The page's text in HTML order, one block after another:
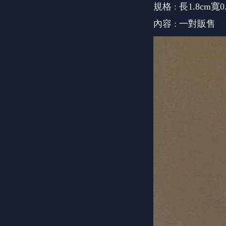
規格 : 長1.8cm寬
內容 : 一對販售